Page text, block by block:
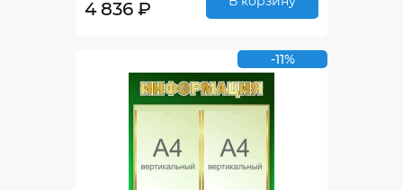
4 836 ₽
-11%